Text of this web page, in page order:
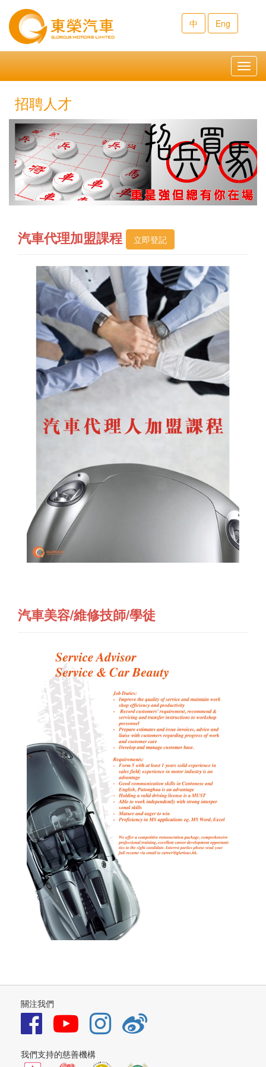
中 Eng
招聘人才
汽車代理加盟課程 立即登記
汽車美容/維修技師/學徒
關注我們
我們支持的慈善機構